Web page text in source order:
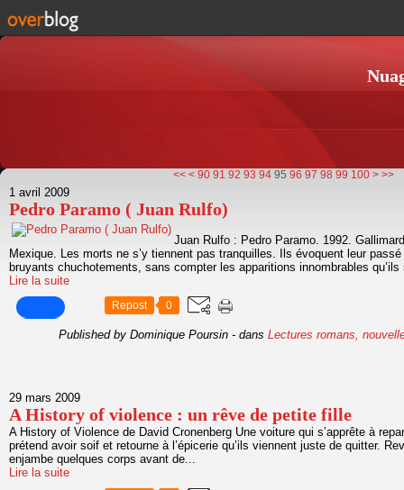
<< < 10
20
30
40
50
60
70
80
90 91 92 93 94 95 96 97 98 99 100 > >>
1 avril 2009
Pedro Paramo ( Juan Rulfo)
Juan Rulfo : Pedro Paramo. 1992.
Mexique. Les morts ne s’y tiennent pas tranquilles. Ils évoquent leur
bruyants chuchotements, sans compter les apparitions innombrables qu’ils
Lire la suite
Repost 0
Published by Dominique Poursin - dans Lectures romans,
29 mars 2009
A History of violence : un rêve de petite fille
A History of Violence de David Cronenberg Une voiture qui s’apprête à
prétend avoir soif et retourne à l’épicerie qu’ils viennent juste de quitter.
enjambe quelques corps avant de...
Lire la suite